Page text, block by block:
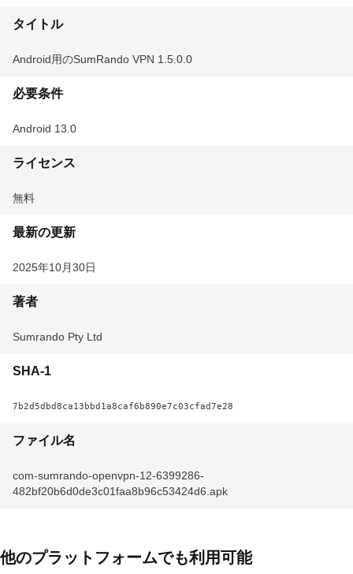
タイトル
Android用のSumRando VPN 1.5.0.0
必要条件
Android 13.0
ライセンス
無料
最新の更新
2025年10月30日
著者
Sumrando Pty Ltd
SHA-1
7b2d5dbd8ca13bbd1a8caf6b890e7c03cfad7e28
ファイル名
com-sumrando-openvpn-12-6399286-
482bf20b6d0de3c01faa8b96c53424d6.apk
他のプラットフォームでも利用可能